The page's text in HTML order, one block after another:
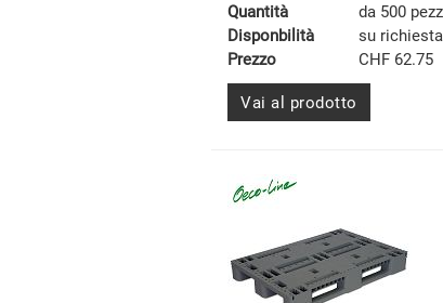
Quantità
da 500
Disponbilità
su richiesta
Prezzo
CHF 62.75
Vai al prodotto